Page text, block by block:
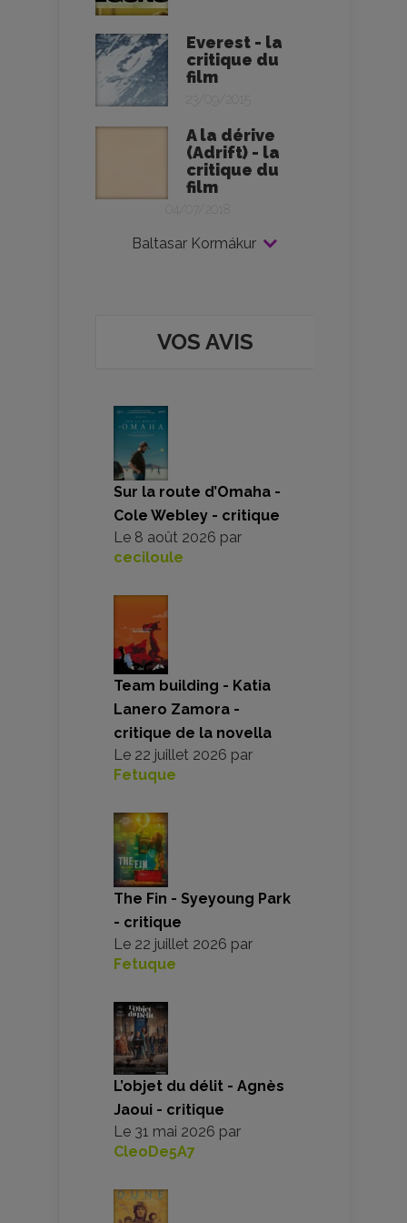
Everest - la
critique du
film
A la dérive
(Adrift) - la
critique du
film
04/07/2018
Baltasar Kormákur
VOS AVIS
Sur la route d’Omaha -
Cole Webley - critique
Le 8 août 2026 par
ceciloule
Team building - Katia
Lanero Zamora -
critique de la novella
Le 22 juillet 2026 par
Fetuque
The Fin - Syeyoung Park
- critique
Le 22 juillet 2026 par
Fetuque
L’objet du délit - Agnès
Jaoui - critique
Le 31 mai 2026 par
CleoDe5A7